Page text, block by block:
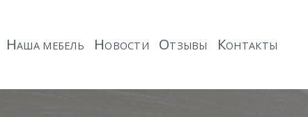
НАША МЕБЕЛЬ НОВОСТИ ОТЗЫВЫ КОНТАКТЫ